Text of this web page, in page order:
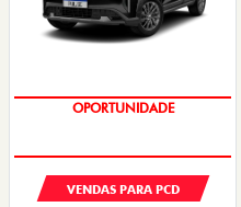
OPORTUNIDADE
VENDAS PARA PCD